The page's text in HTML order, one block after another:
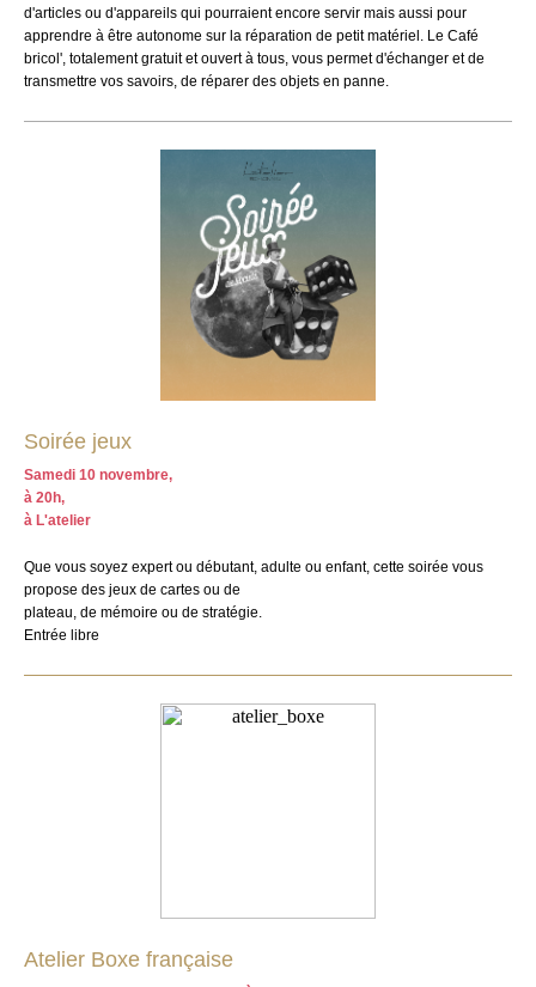
d'articles ou d'appareils qui pourraient encore servir mais aussi pour
apprendre à être autonome sur la réparation de petit matériel. Le Café
bricol', totalement gratuit et ouvert à tous, vous permet d'échanger et de
transmettre vos savoirs, de réparer des objets en panne.
Soirée jeux
Samedi 10 novembre,
à 20h,
à L'atelier
Que vous soyez expert ou débutant, adulte ou enfant, cette soirée vous
propose des jeux de cartes ou de
plateau, de mémoire ou de stratégie.
Entrée libre
Atelier Boxe française